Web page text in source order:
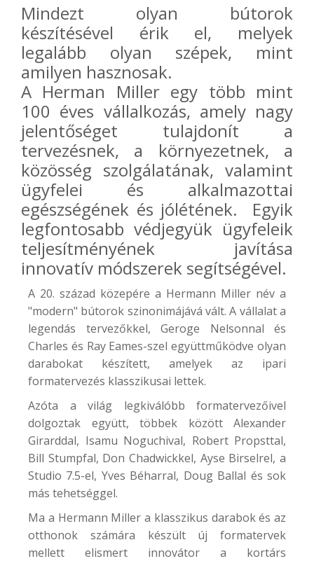
Mindezt olyan bútorok
készítésével érik el, melyek
legalább olyan szépek, mint
amilyen hasznosak.
A Herman Miller egy több mint
100 éves vállalkozás, amely nagy
jelentőséget tulajdonít a
tervezésnek, a környezetnek, a
közösség szolgálatának, valamint
ügyfelei és alkalmazottai
egészségének és jólétének. Egyik
legfontosabb védjegyük ügyfeleik
teljesítményének javítása
innovatív módszerek segítségével.
A 20. század közepére a Hermann Miller név a
"modern" bútorok szinonimájává vált. A vállalat a
legendás tervezőkkel, Geroge Nelsonnal és
Charles és Ray Eames-szel együttműködve olyan
darabokat készített, amelyek az ipari
formatervezés klasszikusai lettek.
Azóta a világ legkiválóbb formatervezőivel
dolgoztak együtt, többek között Alexander
Girarddal, Isamu Noguchival, Robert Propsttal,
Bill Stumpfal, Don Chadwickkel, Ayse Birselrel, a
Studio 7.5-el, Yves Béharral, Doug Ballal és sok
más tehetséggel.
Ma a Hermann Miller a klasszikus darabok és az
otthonok számára készült új formatervek
mellett elismert innovátor a kortárs